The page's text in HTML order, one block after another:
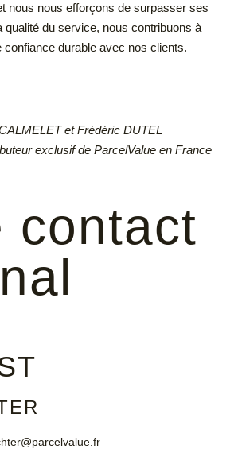
nous nous efforçons de surpasser ses
qualité du service, nous contribuons à
confiance durable avec nos clients.
et Frédéric DUTEL
exclusif de ParcelValue en France
contact